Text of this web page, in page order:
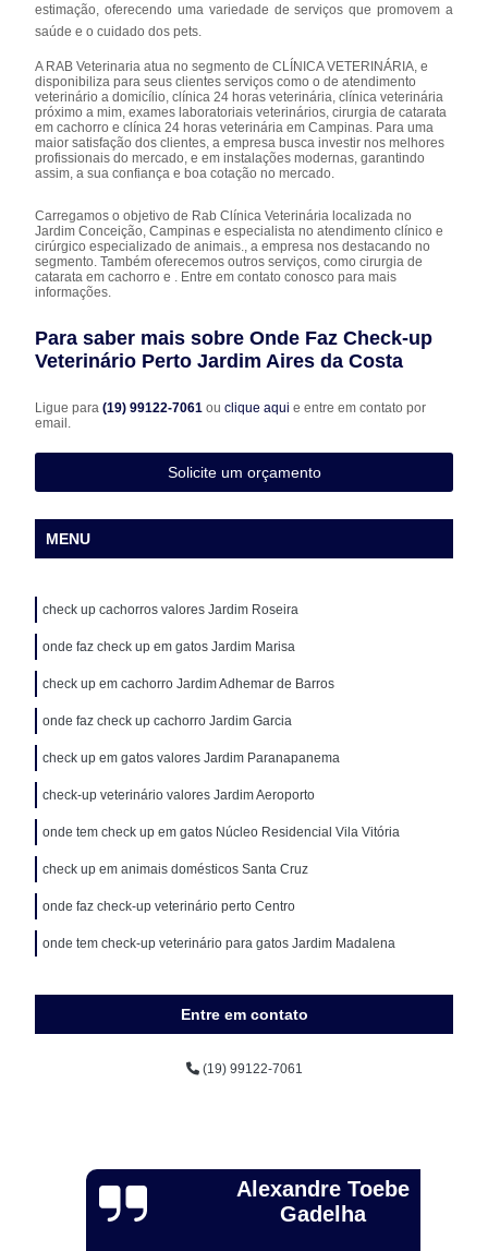
estimação, oferecendo uma variedade de serviços que promovem a
saúde e o cuidado dos pets.
A RAB Veterinaria atua no segmento de CLÍNICA VETERINÁRIA, e
disponibiliza para seus clientes serviços como o de atendimento
veterinário a domicílio, clínica 24 horas veterinária, clínica veterinária
próximo a mim, exames laboratoriais veterinários, cirurgia de catarata
em cachorro e clínica 24 horas veterinária em Campinas. Para uma
maior satisfação dos clientes, a empresa busca investir nos melhores
profissionais do mercado, e em instalações modernas, garantindo
assim, a sua confiança e boa cotação no mercado.
Carregamos o objetivo de Rab Clínica Veterinária localizada no
Jardim Conceição, Campinas e especialista no atendimento clínico e
cirúrgico especializado de animais., a empresa nos destacando no
segmento. Também oferecemos outros serviços, como cirurgia de
catarata em cachorro e . Entre em contato conosco para mais
informações.
Para saber mais sobre Onde Faz Check-up
Veterinário Perto Jardim Aires da Costa
Ligue para(19) 99122-7061ouclique aqui e entre em contato por
email.
Solicite um orçamento
MENU
check up cachorros valores Jardim Roseira
onde faz check up em gatos Jardim Marisa
check up em cachorro Jardim Adhemar de Barros
onde faz check up cachorro Jardim Garcia
check up em gatos valores Jardim Paranapanema
check-up veterinário valores Jardim Aeroporto
onde tem check up em gatos Núcleo Residencial Vila Vitória
check up em animais domésticos Santa Cruz
onde faz check-up veterinário perto Centro
onde tem check-up veterinário para gatos Jardim Madalena
Entre em contato
(19) 99122-7061
Alexandre Toebe
Gadelha